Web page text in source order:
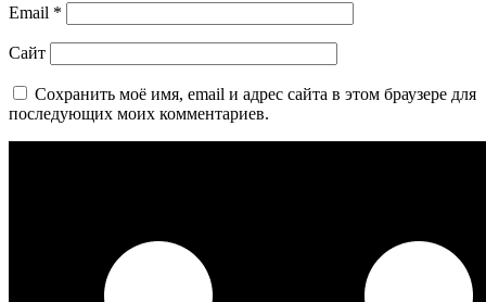
Email *
Сайт
Сохранить моё имя, email и адрес сайта в этом браузере для
последующих моих комментариев.